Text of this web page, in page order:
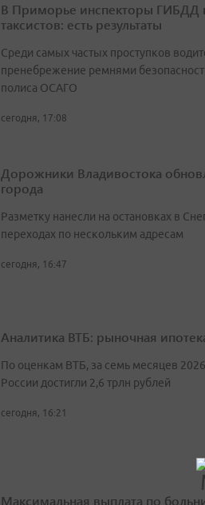
В Приморье инспекторы ГИБДД
таксистов: есть результаты
Среди самых частых проступков
пренебрежение ремнями
полиса ОСАГО
сегодня, 17:08
Дорожники Владивостока
города
Разметку нанесли на остановках в
переходах по нескольким адресам
сегодня, 16:47
Аналитика ВТБ: рыночная
По оценкам ВТБ, за семь месяцев
России достигли 2,6 трлн рублей
сегодня, 16:21
Максимальная выплата по